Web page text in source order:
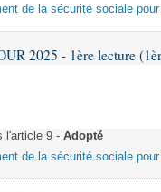
de la sécurité sociale pour
2025 - 1ère lecture
l'article 9 - Adopté
de la sécurité sociale pour